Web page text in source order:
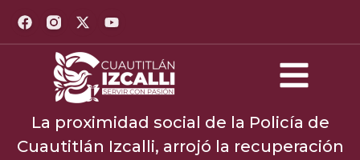
La proximidad social de la Policía de
Cuautitlán Izcalli, arrojó la recuperación